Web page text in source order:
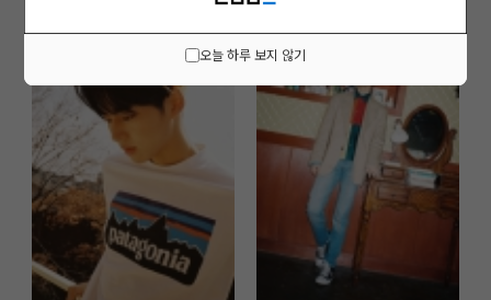
오늘 하루 보지 않기